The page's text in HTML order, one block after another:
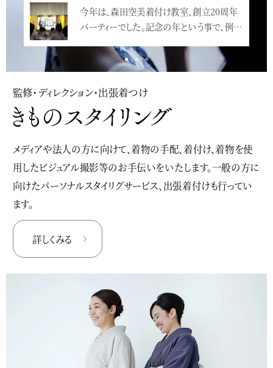
監修・ディレクション・出張着つけ
メディアや法人の方に向けて、着物の手配、着付け、着物を使
用したビジュアル撮影等のお手伝いをいたします。一般の方に
向けたパーソナルスタイリグサービス、出張着付けも行ってい
ます。
詳しくみる
今年は、森田空美着付け教室、創立20周年
パーティーでした。記念の年という事で、例…